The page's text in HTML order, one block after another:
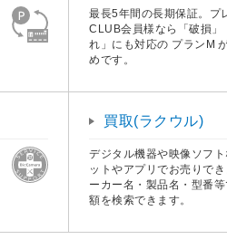
最長5年間の長期保証。プ
CLUB会員様なら「破損」
れ」にも対応の プランM
めです。
買取(ラクウル)
デジタル機器や映像ソフト
ットやアプリでお売りでき
ーカー名・製品名・型番
額を検索できます。